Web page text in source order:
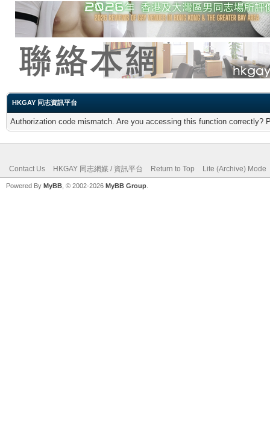
HKGAY 同志資訊平台
Authorization code mismatch. Are you accessing this function correctly?
Contact Us HKGAY 同志網媒 / 資訊平台 Return to Top Lite (Archive) Mode
Powered By MyBB , © 2002-2026 MyBB Group